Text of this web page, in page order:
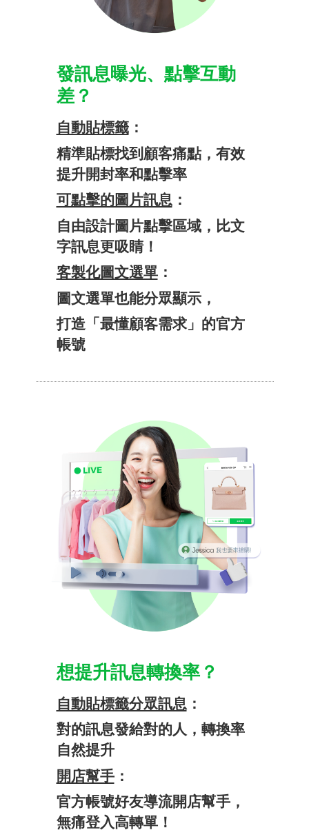
發​訊息​曝光、​點擊​互動
差？
自動​貼​標籤：
​精準​貼標​找到​顧客​痛點，​有效​
提升​開封率​和​點擊率​
可點擊的​圖片​訊息：​
自由​設計​圖片​點擊​區域，​比文
字​訊息​更​吸睛！​
客製化​圖文​選單：
​圖文選單​也​能​分眾​顯示，​
打造​「最​懂​顧客​需求」​的​官方​
帳號
想​提升​訊息​轉換率​？
自動​貼標籤​分眾​訊息 ：​
對​的​訊息​發​給對​的​人，​轉換率​
自然​提升​
開店​幫手：​
官方​帳號​好​友導​流開店​幫手，​
無痛​登入​高轉​單！